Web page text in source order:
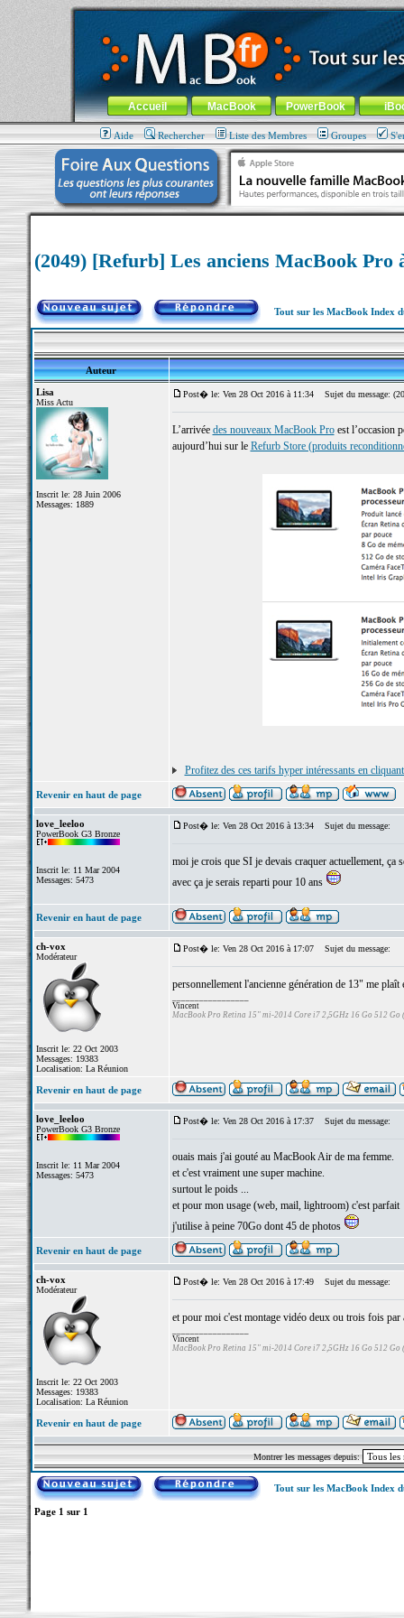
MacBook-fr.com : 100% Apple... 100% nomade !
Aller au contenu-Aller au menu général-Aller au menu de
Menu général
Accueil MacBook PowerBook
Aide Rechercher Liste des Membres Groupes
(2049) [Refurb] Les anciens MacBook Pro
Tout sur les MacBook Index
Auteur
Lisa
Miss Actu
Inscrit le: 28 Juin 2006
Messages: 1889
Post� le: Ven 28 Oct 2016 à 11:34 Sujet du message:
L’arrivée des nouveaux MacBook Proest l’occasion
aujourd’hui sur le Refurb Store (produits
Profitez des ces tarifs hyper intéressants en
Revenir en haut de page
love_leeloo
PowerBook G3 Bronze
Inscrit le: 11 Mar 2004
Messages: 5473
Post� le: Ven 28 Oct 2016 à 13:34 Sujet du message:
moi je crois que SI je devais craquer actuellement,
avec ça je serais reparti pour 10 ans
Revenir en haut de page
ch-vox
Modérateur
Inscrit le: 22 Oct 2003
Messages: 19383
Localisation: La Réunion
Post� le: Ven 28 Oct 2016 à 17:07 Sujet du message:
personnellement l'ancienne génération de 13" me
Vincent
MacBook Pro Retina 15" mi-2014 Core i7 2,5GHz 16 Go 512 Go
Revenir en haut de page
love_leeloo
PowerBook G3 Bronze
Inscrit le: 11 Mar 2004
Messages: 5473
Post� le: Ven 28 Oct 2016 à 17:37 Sujet du message:
ouais mais j'ai gouté au MacBook Air de ma femme.
et c'est vraiment une super machine.
surtout le poids ...
et pour mon usage (web, mail, lightroom) c'est parfait
j'utilise à peine 70Go dont 45 de photos
Revenir en haut de page
ch-vox
Modérateur
Inscrit le: 22 Oct 2003
Messages: 19383
Localisation: La Réunion
Post� le: Ven 28 Oct 2016 à 17:49 Sujet du message:
et pour moi c'est montage vidéo deux ou trois fois
Vincent
MacBook Pro Retina 15" mi-2014 Core i7 2,5GHz 16 Go 512 Go
Revenir en haut de page
Montrer les messages depuis:
Tout sur les MacBook Index
Page 1 sur 1